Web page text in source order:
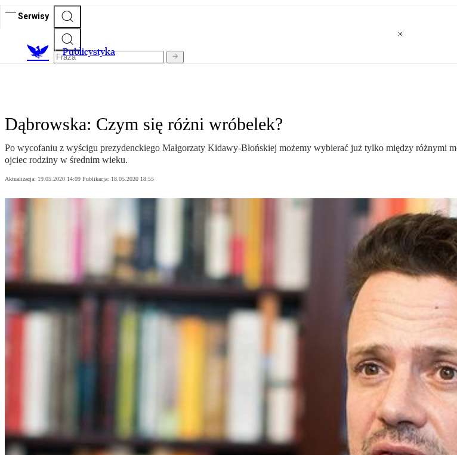
Serwisy
Publicystyka
Dąbrowska: Czym się różni wróbelek?
Po wycofaniu z wyścigu prezydenckiego Małgorzaty Kidawy-Błońskiej możemy wybierać już tylko między różnymi
ojciec rodziny w średnim wieku.
Aktualizacja: 19.05.2020 14:09 Publikacja: 18.05.2020 18:55